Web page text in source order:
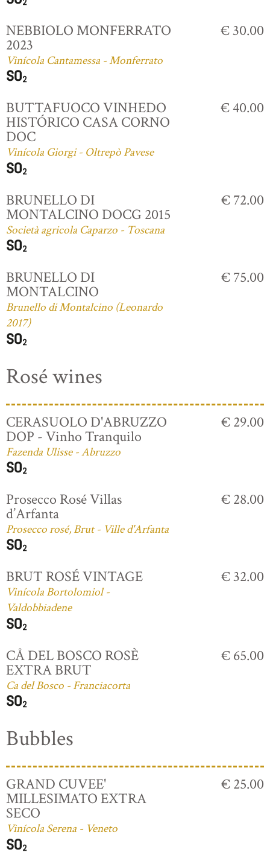
NEBBIOLO MONFERRATO
2023
Vinícola Cantamessa - Monferrato
€ 30.00
BUTTAFUOCO VINHEDO
HISTÓRICO CASA CORNO
DOC
Vinícola Giorgi - Oltrepò Pavese
€ 40.00
BRUNELLO DI
MONTALCINO DOCG 2015
Società agricola Caparzo - Toscana
€ 72.00
BRUNELLO DI
MONTALCINO
Brunello di Montalcino (Leonardo
2017)
€ 75.00
Rosé wines
CERASUOLO D'ABRUZZO
DOP - Vinho Tranquilo
Fazenda Ulisse - Abruzzo
€ 29.00
Prosecco Rosé Villas
d’Arfanta
Prosecco rosé, Brut - Ville d'Arfanta
€ 28.00
BRUT ROSÉ VINTAGE
Vinícola Bortolomiol -
Valdobbiadene
€ 32.00
CÅ DEL BOSCO ROSÈ
EXTRA BRUT
Ca del Bosco - Franciacorta
€ 65.00
Bubbles
GRAND CUVEE'
MILLESIMATO EXTRA
SECO
Vinícola Serena - Veneto
€ 25.00